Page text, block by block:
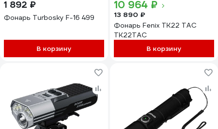
1 892 ₽
Фонарь Turbosky F-16 499
В корзину
10 964 ₽
13 890 ₽
Фонарь Fenix TK22 TAC
TK22TAC
В корзину